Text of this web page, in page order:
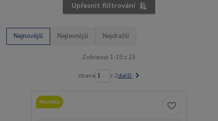
Upřesnit fiiltrování
Nejnovější Nejlevnější Nejdražší
Zobrazuji 1-15 z 23
strana z 2další
Novinka